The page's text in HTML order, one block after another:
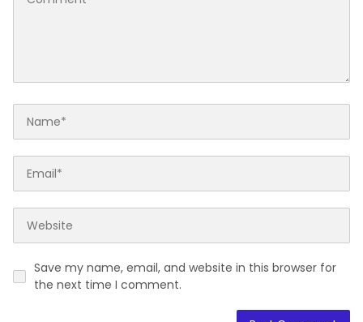
Save my name, email, and website in this browser for
the next time I comment.